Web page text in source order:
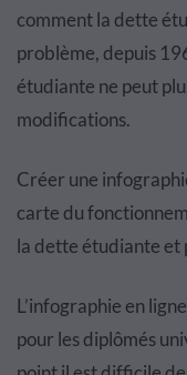
comment la dette
problème, depuis
étudiante ne peut
modifications.
Créer une
carte du
la dette étudiante et
L’infographie en
pour les diplômés